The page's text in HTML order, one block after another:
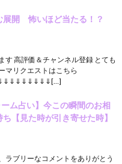
展開 怖いほど当たる！？
す 高評価＆チャンネル登録 とても
マリクエストはこちら
ム占い】今この瞬間のお相
【見た時が引き寄せた時】
ラブリーなコメントをありがとう